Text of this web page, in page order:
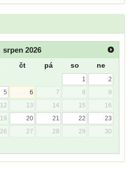
srpen 2026
čt pá so ne
1
2
5 6 7 8
9
12 13 14 15
16
19 20 21 22
23
26 27 28 29
30